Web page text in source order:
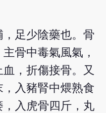
，足少陰藥也。骨
骨中毒氣風氣，
，折傷接骨。又
入豬腎中煨熟食
入虎骨四斤，丸